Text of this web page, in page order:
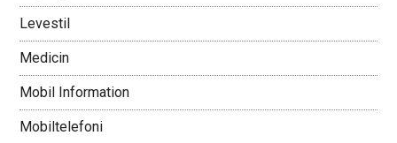
Levestil
Medicin
Mobil Information
Mobiltelefoni